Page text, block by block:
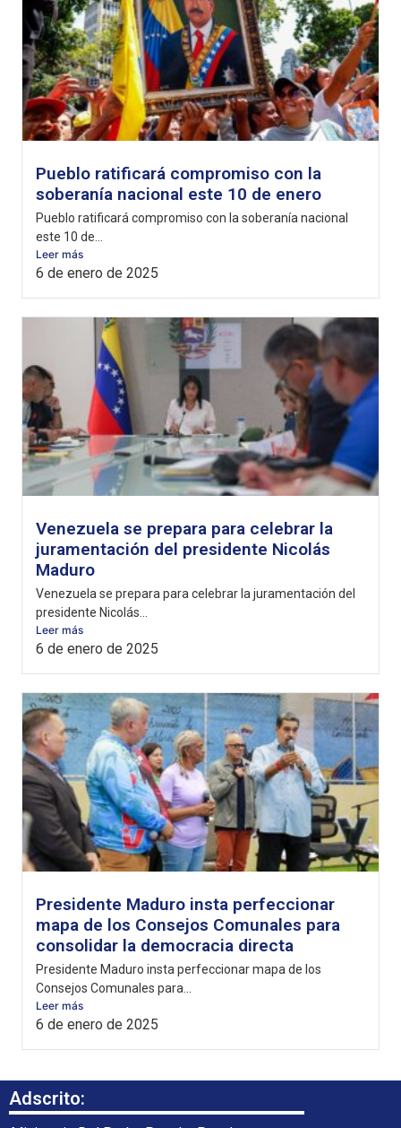
Pueblo ratificará compromiso con la
soberanía nacional este 10 de enero
Pueblo ratificará compromiso con la soberanía nacional
este 10 de...
Leer más
6 de enero de 2025
Venezuela se prepara para celebrar la
juramentación del presidente Nicolás
Maduro
Venezuela se prepara para celebrar la juramentación del
presidente Nicolás...
Leer más
6 de enero de 2025
Presidente Maduro insta perfeccionar
mapa de los Consejos Comunales para
consolidar la democracia directa
Presidente Maduro insta perfeccionar mapa de los
Consejos Comunales para...
Leer más
6 de enero de 2025
Adscrito: